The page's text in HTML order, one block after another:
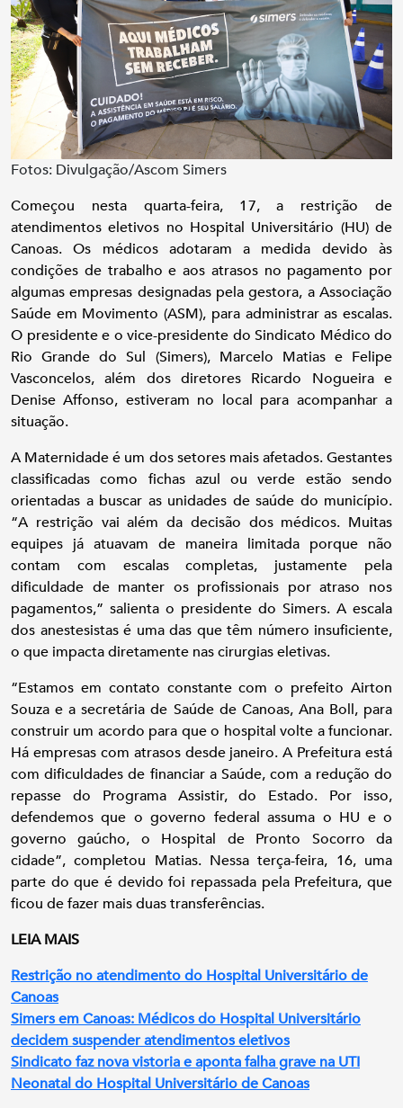
Fotos: Divulgação/Ascom Simers
Começou nesta quarta-feira, 17, a restrição de
atendimentos eletivos no Hospital Universitário (HU) de
Canoas. Os médicos adotaram a medida devido às
condições de trabalho e aos atrasos no pagamento por
algumas empresas designadas pela gestora, a Associação
Saúde em Movimento (ASM), para administrar as escalas.
O presidente e o vice-presidente do Sindicato Médico do
Rio Grande do Sul (Simers), Marcelo Matias e Felipe
Vasconcelos, além dos diretores Ricardo Nogueira e
Denise Affonso, estiveram no local para acompanhar a
situação.
A Maternidade é um dos setores mais afetados. Gestantes
classificadas como fichas azul ou verde estão sendo
orientadas a buscar as unidades de saúde do município.
“A restrição vai além da decisão dos médicos. Muitas
equipes já atuavam de maneira limitada porque não
contam com escalas completas, justamente pela
dificuldade de manter os profissionais por atraso nos
pagamentos,” salienta o presidente do Simers. A escala
dos anestesistas é uma das que têm número insuficiente,
o que impacta diretamente nas cirurgias eletivas.
“Estamos em contato constante com o prefeito Airton
Souza e a secretária de Saúde de Canoas, Ana Boll, para
construir um acordo para que o hospital volte a funcionar.
Há empresas com atrasos desde janeiro. A Prefeitura está
com dificuldades de financiar a Saúde, com a redução do
repasse do Programa Assistir, do Estado. Por isso,
defendemos que o governo federal assuma o HU e o
governo gaúcho, o Hospital de Pronto Socorro da
cidade”, completou Matias. Nessa terça-feira, 16, uma
parte do que é devido foi repassada pela Prefeitura, que
ficou de fazer mais duas transferências.
LEIA MAIS
Restrição no atendimento do Hospital Universitário de
Canoas
Simers em Canoas: Médicos do Hospital Universitário
decidem suspender atendimentos eletivos
Sindicato faz nova vistoria e aponta falha grave na UTI
Neonatal do Hospital Universitário de Canoas